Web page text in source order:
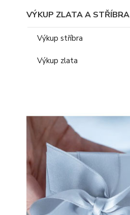
VÝKUP ZLATA A STŘÍBRA
Výkup stříbra
Výkup zlata